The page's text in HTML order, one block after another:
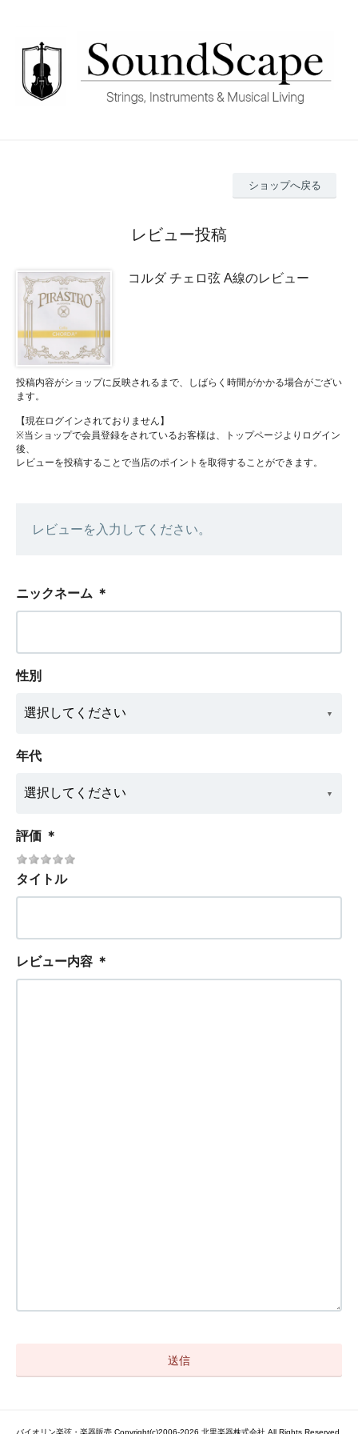
ショップへ戻る
レビュー投稿
コルダ チェロ弦 A線のレビュー
投稿内容がショップに反映されるまで、しばらく時間がかかる場合がござい
ます。
【現在ログインされておりません】
※当ショップで会員登録をされているお客様は、トップページよりログイン
後、
レビューを投稿することで当店のポイントを取得することができます。
レビューを入力してください。
ニックネーム ＊
性別
年代
評価 ＊
タイトル
レビュー内容 ＊
バイオリン楽弦・楽器販売 Copyright(c)2006-2026 北里楽器株式会社 All Rights Reserved.